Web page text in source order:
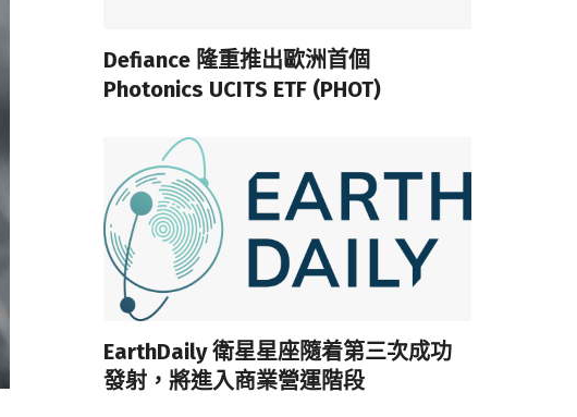
Defiance 隆重推出歐洲首個
Photonics UCITS ETF (PHOT)
EarthDaily 衛星星座隨着第三次成功
發射，將進入商業營運階段